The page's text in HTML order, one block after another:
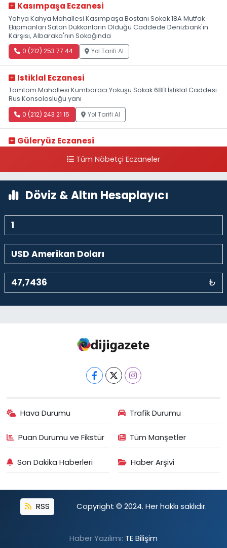
Kasımpaşa Eczanesi
Yahya Kahya Mahallesi Kasımpaşa Bostanı Sokak 18A Mutfak
Ekipmanları Satan Dükkanların Olduğu Caddede Denizbank'ın
Karşısı, Albaraka'nın Sokağında
0 (212) 253 77 44 Yol Tarifi Al
Istiklal Eczanesi
Tomtom Mahallesi Kumbaracı Yokuşu Sokak 68B İstiklal Caddesi
Rus Konsolosluğu yanı
0 (212) 243 21 15 Yol Tarifi Al
Güleryüz Eczanesi
kalaycıbahçe Meydana DoğruTüm Nöbetçi Eczaneler
Döviz & Altın Hesaplayıcı
₺
Hava Durumu Trafik Durumu
Puan Durumu ve Fikstür Tüm Manşetler
Son Dakika Haberleri Haber Arşivi
RSS Copyright © 2024. Her hakkı saklıdır.
Haber Yazılımı: TE Bilişim